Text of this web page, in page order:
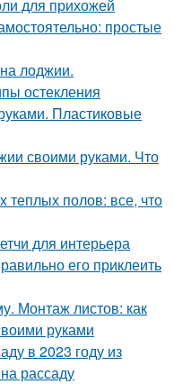
для прихожей
простые
лоджии.
остекления
Пластиковые
своими руками. Что
полов: все, что
для интерьера
его приклеить
Монтаж листов: как
руками
в 2023 году из
рассаду